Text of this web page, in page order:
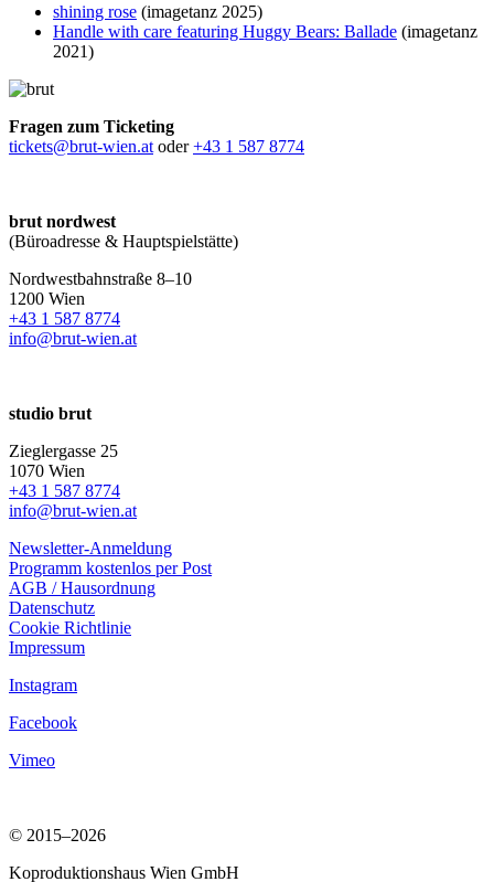
shining rose (imagetanz 2025)
Handle with care featuring Huggy Bears: Ballade (imagetanz
2021)
Fragen zum Ticketing
tickets@brut-wien.at oder+43 1 587 8774
brut nordwest
(Büroadresse & Hauptspielstätte)
Nordwestbahnstraße 8–10
1200 Wien
+43 1 587 8774
info@brut-wien.at
studio brut
Zieglergasse 25
1070 Wien
+43 1 587 8774
info@brut-wien.at
Newsletter-Anmeldung
Programm kostenlos per Post
AGB / Hausordnung
Datenschutz
Cookie Richtlinie
Impressum
Instagram
Facebook
Vimeo
© 2015–2026
Koproduktionshaus Wien GmbH